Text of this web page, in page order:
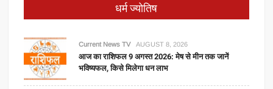
धर्म ज्योतिष
Current News TV AUGUST 8, 2026
आज का राशिफल 9 अगस्त 2026: मेष से मीन तक जानें
भविष्यफल, किसे मिलेगा धन लाभ